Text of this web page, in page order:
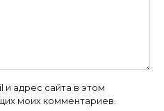
и адрес сайта в этом
моих комментариев.